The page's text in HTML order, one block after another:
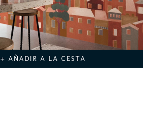
+ AÑADIR A LA CESTA